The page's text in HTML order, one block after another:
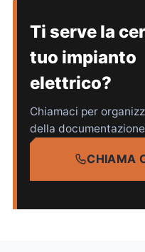
Ti serve la
tuo impianto
elettrico?
Chiamaci per
della
CHIAMA